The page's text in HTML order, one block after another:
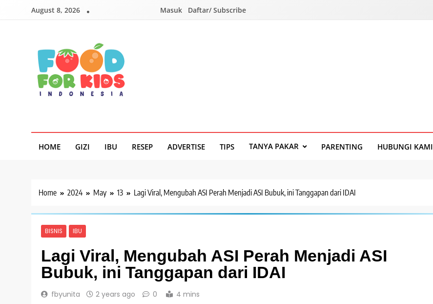
August 8, 2026 Masuk Daftar/ Subscribe
HOME GIZI IBU RESEP ADVERTISE TIPS TANYA PAKAR PARENTING HUBUNGI KAMI
Home 2024 May 13 Lagi Viral, Mengubah ASI Perah Menjadi ASI Bubuk, ini Tanggapan dari IDAI
BISNIS IBU
Lagi Viral, Mengubah ASI Perah Menjadi ASI
Bubuk, ini Tanggapan dari IDAI
fbyunita 2 years ago 0 4 mins